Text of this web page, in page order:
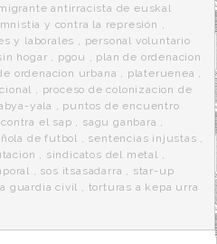
antirracista de euskal
y contra la represión ,
y laborales , personal voluntario
hogar , pgou , plan de ordenacion
ordenacion urbana , plateruenea ,
, proceso de colonizacion de
yala , puntos de encuentro
el sap , sagu ganbara ,
de futbol , sentencias injustas ,
, sindicatos del metal ,
, sos itsasadarra , star-up
guardia civil , torturas a kepa urra